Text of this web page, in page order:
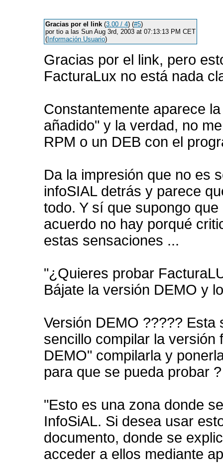
Gracias por el link (3.00 / 4) (#5)
por tio a las Sun Aug 3rd, 2003 at 07:13:13 PM CET
( Información Usuario)
Gracias por el link, pero
FacturaLux no está nada
Constantemente aparece
añadido" y la verdad, no
RPM o un DEB con el
Da la impresión que no es
infoSIAL detrás y parece
todo. Y sí que supongo
acuerdo no hay porqué
estas sensaciones ...
"¿Quieres probar
Bájate la versión DEMO y
Versión DEMO ?????
sencillo compilar la versión
DEMO" compilarla y
para que se pueda probar ?
"Esto es una zona donde
InfoSiAL. Si desea usar
documento, donde se
acceder a ellos mediante